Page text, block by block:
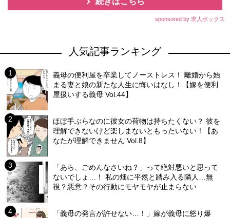
sponsored by 求人ボックス
人気記事ランキング
義母の便利屋を卒業してノーストレス！ 離婚から始
まる妻と娘の新たな人生に悔いはなし！【嫁を便利
屋扱いする義母 Vol.44】
ほぼ手ぶらなのに彼女の荷物は持ちたくない？ 彼を
理解できないけど楽しまないともったいない！【あ
なたが理解できません Vol.8】
「あら、ごめんなさいね？」って絶対悪いと思って
ないでしょ…！ 私の畑に平然と踏み入る隣人…無
視？悪意？その行動にモヤモヤが止まらない
「義母の発言が許せない…！」嫁が義母に怒り爆